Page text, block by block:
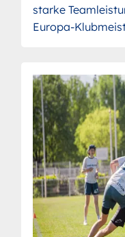
starke
Europa-